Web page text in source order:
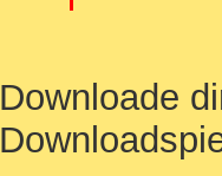
Downloade